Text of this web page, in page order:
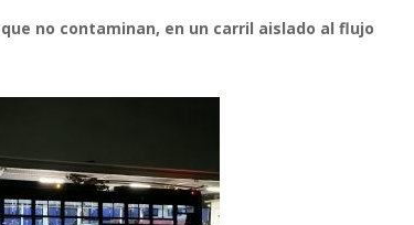
no contaminan, en un carril aislado al flujo